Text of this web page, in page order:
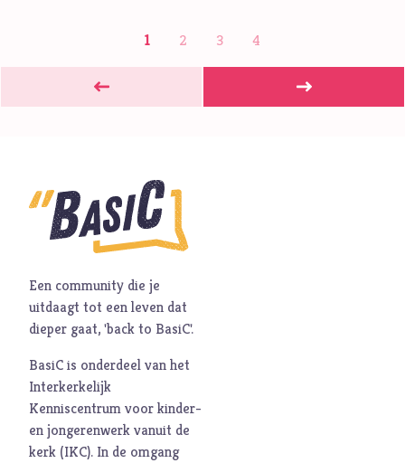
1 2 3 4
Een community die je
uitdaagt tot een leven dat
dieper gaat, 'back to BasiC'.
BasiC is onderdeel van het
Interkerkelijk
Kenniscentrum voor kinder-
en jongerenwerk vanuit de
kerk (IKC). In de omgang